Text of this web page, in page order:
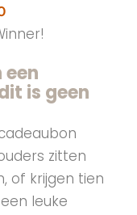
een
is geen
zitten
of krijgen tien
leuke